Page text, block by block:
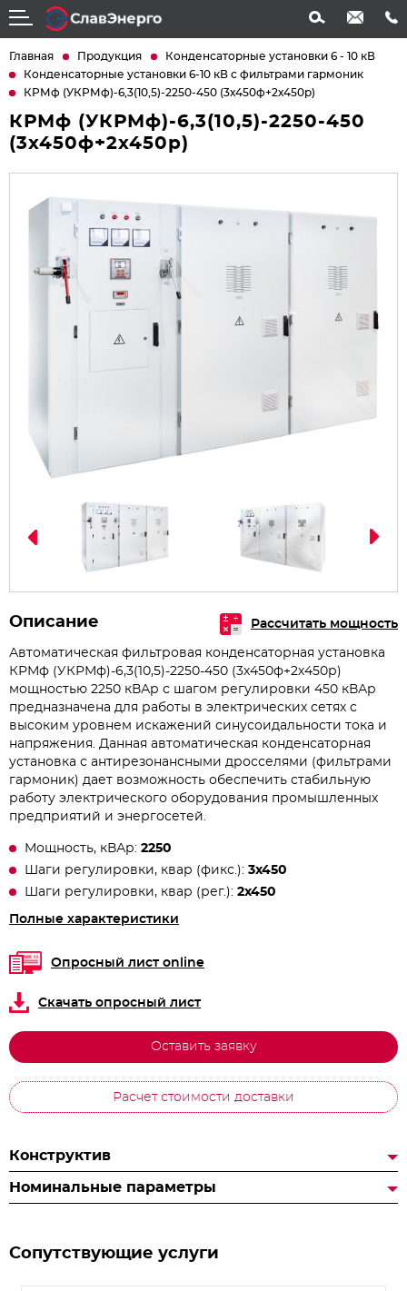
info@slavenergo.com
Главная Продукция
Конденсаторные установки 6 - 10 кВ
Конденсаторные установки 6-10 кВ с фильтрами гармоник
КРМф (УКРМф)-6,3(10,5)-2250-450 (3х450ф+2х450р)
КРМф (УКРМф)-6,3(10,5)-2250-450
(3х450ф+2х450р)
Описание Рассчитать мощность
Автоматическая фильтровая конденсаторная установка
КРМф (УКРМф)-6,3(10,5)-2250-450 (3х450ф+2х450р)
мощностью 2250 кВАр с шагом регулировки 450 кВАр
предназначена для работы в электрических сетях с
высоким уровнем искажений синусоидальности тока и
напряжения. Данная автоматическая конденсаторная
установка с антирезонансными дросселями (фильтрами
гармоник) дает возможность обеспечить стабильную
работу электрического оборудования промышленных
предприятий и энергосетей.
Мощность, кВАр: 2250
Шаги регулировки, квар (фикс.): 3х450
Шаги регулировки, квар (рег.): 2х450
Полные характеристики
Опросный лист online
Скачать опросный лист
Оставить заявку
Расчет стоимости доставки
Конструктив
Номинальные параметры
Сопутствующие услуги